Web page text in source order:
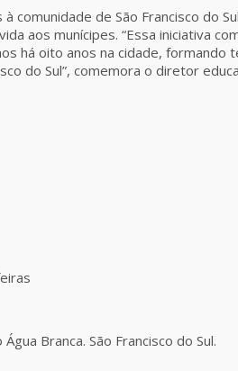
comunidade de São Francisco do
aos munícipes. “Essa iniciativa
há oito anos na cidade,
do Sul”, comemora o diretor
Branca. São Francisco do Sul.